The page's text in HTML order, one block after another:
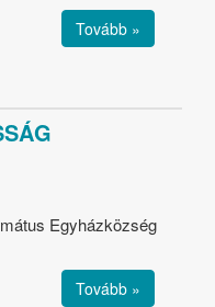
Tovább »
Egyházközség
Tovább »